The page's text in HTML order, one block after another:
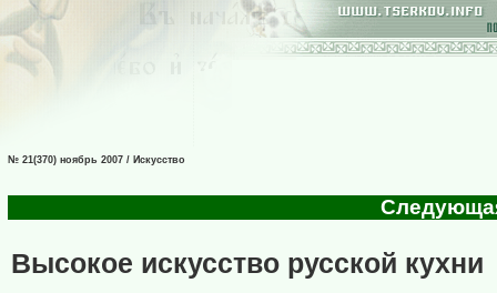
№ 21(370) ноябрь 2007 / Искусство
Высокое искусство русской кухни